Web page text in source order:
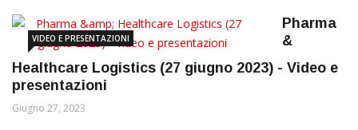
VIDEO E PRESENTAZIONI
Pharma
&
Healthcare Logistics (27 giugno 2023) - Video e
presentazioni
Giugno 27, 2023